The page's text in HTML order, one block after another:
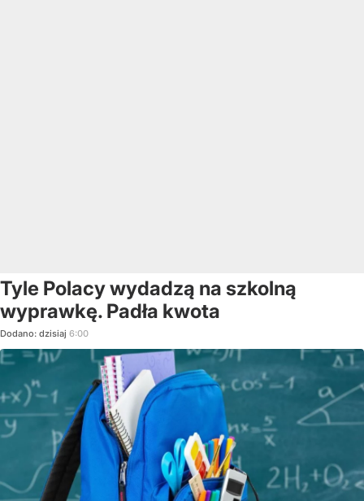
Tyle Polacy wydadzą na szkolną
wyprawkę. Padła kwota
Dodano: dzisiaj 6:00